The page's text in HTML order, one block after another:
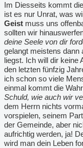
Im Diesseits kommt
ist es nur Unrat, was
Geist muss uns
sollten wir
deine Seele von dir
gelangt meistens dann
liegst. Ich will dir keine
den letzten fünfzig
ich schon so viele
einmal kommt die
Schuld, wie auch wir
dem Herrn nichts
vorspielen, seinem
der Gemeinde, aber
aufrichtig werden, ja!
wird man dein Leben